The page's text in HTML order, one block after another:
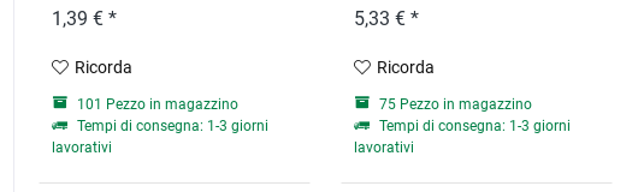
1,39 € *
Ricorda
101 Pezzo in magazzino
Tempi di consegna: 1-3 giorni
lavorativi
5,33 € *
Ricorda
75 Pezzo in magazzino
Tempi di consegna: 1-3 giorni
lavorativi